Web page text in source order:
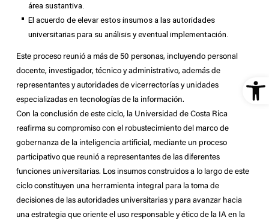
área sustantiva.
El acuerdo de elevar estos insumos a las autoridades
universitarias para su análisis y eventual implementación.
Este proceso reunió a más de 50 personas, incluyendo personal
docente, investigador, técnico y administrativo, además de
representantes y autoridades de vicerrectorías y unidades
especializadas en tecnologías de la información.
Con la conclusión de este ciclo, la Universidad de Costa Rica
reafirma su compromiso con el robustecimiento del marco de
gobernanza de la inteligencia artificial, mediante un proceso
participativo que reunió a representantes de las diferentes
funciones universitarias. Los insumos construidos a lo largo de este
ciclo constituyen una herramienta integral para la toma de
decisiones de las autoridades universitarias y para avanzar hacia
una estrategia que oriente el uso responsable y ético de la IA en la